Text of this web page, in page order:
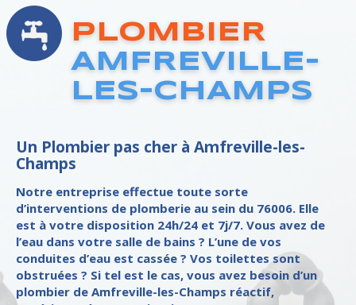
PLOMBIER
AMFREVILLE-
LES-CHAMPS
Un Plombier pas cher à Amfreville-les-
Champs
Notre entreprise effectue toute sorte
d’interventions de plomberie au sein du 76006. Elle
est à votre disposition 24h/24 et 7j/7. Vous avez de
l’eau dans votre salle de bains ? L’une de vos
conduites d’eau est cassée ? Vos toilettes sont
obstruées ? Si tel est le cas, vous avez besoin d’un
plombier de Amfreville-les-Champs réactif,